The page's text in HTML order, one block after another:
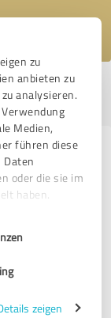
zu
anbieten zu
analysieren.
Medien,
führen diese
oder die sie im
haben.
zeigen
06.08.2026